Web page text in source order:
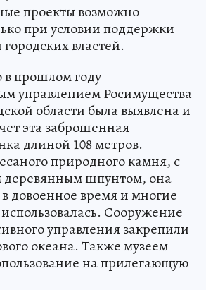
проекты возможно
при условии поддержки
властей.
в прошлом году
управлением Росимущества
области была выявлена и
эта заброшенная
длиной 108 метров.
природного камня, с
шпунтом, она
довоенное время и многие
Сооружение
управления закрепили
океана. Также музеем
на прилегающую